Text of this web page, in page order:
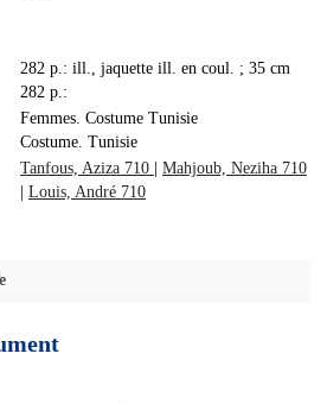
282 p.: ill., jaquette ill. en coul. ; 35 cm
282 p.:
Femmes. Costume Tunisie
Costume. Tunisie
Tanfous, Aziza 710
Mahjoub, Neziha 710
Louis, André 710